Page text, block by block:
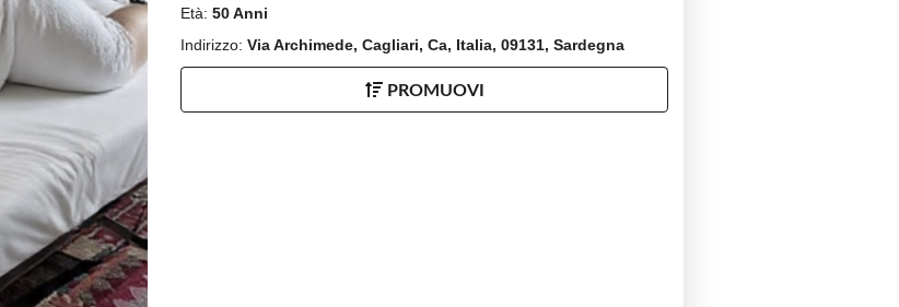
Età: 50 Anni
Indirizzo: Via Archimede, Cagliari, Ca, Italia, 09131, Sardegna
PROMUOVI